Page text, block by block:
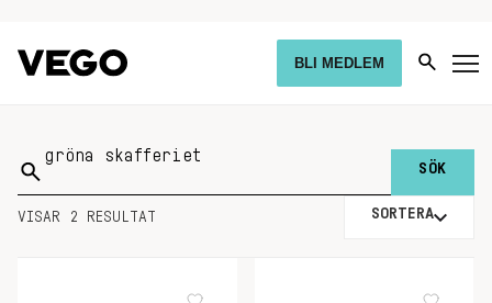
BLI MEDLEM
Sök
på:
VISAR 2 RESULTAT SORTERA